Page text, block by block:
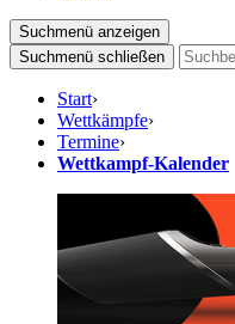
Suchmenü anzeigen
Suchmenü schließen
Start›
Wettkämpfe›
Termine›
Wettkampf-Kalender